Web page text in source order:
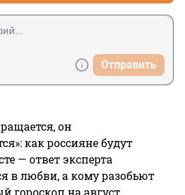
Отправить
он
как россияне будут
— ответ эксперта
в любви, а кому разобьют
гороскоп на август